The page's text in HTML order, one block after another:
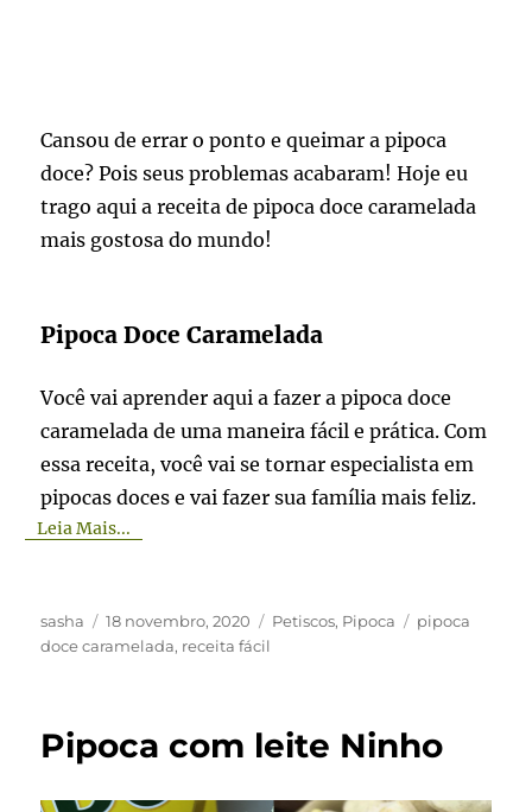
Cansou de errar o ponto e queimar a pipoca
doce? Pois seus problemas acabaram! Hoje eu
trago aqui a receita de pipoca doce caramelada
mais gostosa do mundo!
Pipoca Doce Caramelada
Você vai aprender aqui a fazer a pipoca doce
caramelada de uma maneira fácil e prática. Com
essa receita, você vai se tornar especialista em
pipocas doces e vai fazer sua família mais feliz.
Leia Mais...
Autor
sasha
Publicado
em
18 novembro, 2020 Categorias
Petiscos, Pipoca Tags
pipoca
doce caramelada, receita fácil
Pipoca com leite Ninho